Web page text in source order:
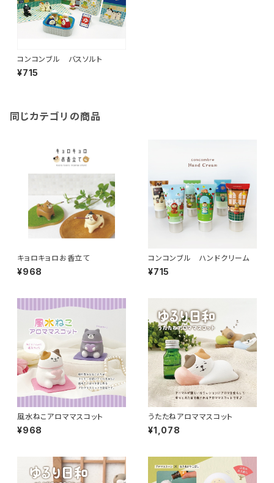
コンコンブル バスソルト
¥715
同じカテゴリの商品
キョロキョロお香立て
¥968
コンコンブル ハンドクリーム
¥715
風水ねこアロママスコット
¥968
うたたねアロママスコット
¥1,078